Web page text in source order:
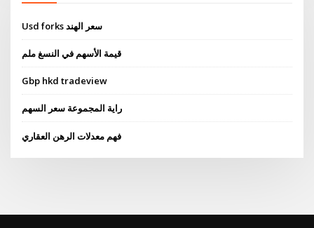
Usd forks سعر الهند
قيمة الأسهم في النسغ ملم
Gbp hkd tradeview
راية المجموعة سعر السهم
فهم معدلات الرهن العقاري